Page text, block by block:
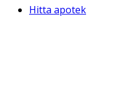
Hitta apotek